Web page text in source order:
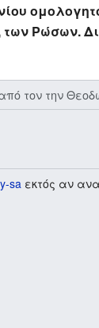
των Ρώσων.
τον την
sa εκτός αν